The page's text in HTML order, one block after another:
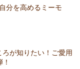
分を高めるミーモ
が知りたい！ご愛用